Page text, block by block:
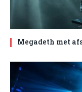
Megadeth met